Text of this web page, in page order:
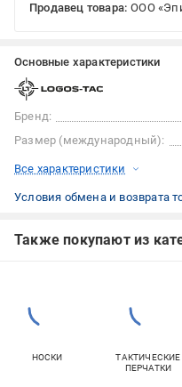
Продавец товара: ООО
Основные характеристики
Бренд:
Размер (международный):
Все характеристики
Условия обмена и возврата
Также покупают из
НОСКИ
ТАКТИЧЕСКИЕ
ПЕРЧАТКИ